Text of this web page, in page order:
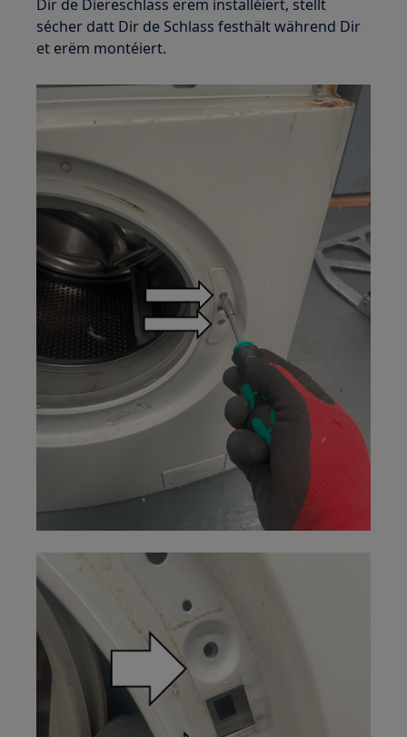
Dir de Diereschlass erëm installéiert, stellt
sécher datt Dir de Schlass festhält während Dir
et erëm montéiert.